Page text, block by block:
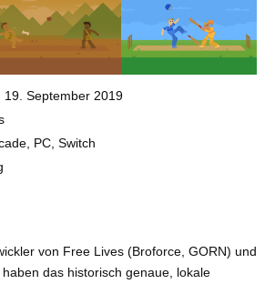
19. September 2019
PC, Switch
von Free Lives (Broforce, GORN) und
das historisch genaue, lokale